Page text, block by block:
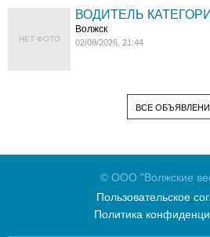
НЕТ ФОТО
ВОДИТЕЛЬ
Волжск
02/08/2026, 21:44
ВСЕ
© ООО "Волжские
Пользовательское
Политика